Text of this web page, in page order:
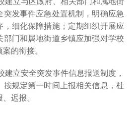
突发事件应急处置机制，明确应急
，细化保障措施；定期组织开展应
部门和属地街道乡镇应加强对学校
的衔接。
立安全突发事件信息报送制度，
按规定第一时间上报相关信息，杜
迟报。